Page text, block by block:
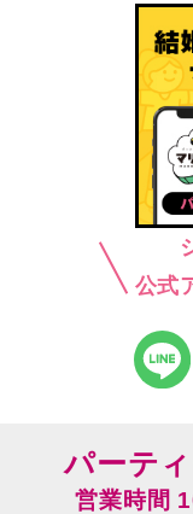
公式
パーテ
営業時間